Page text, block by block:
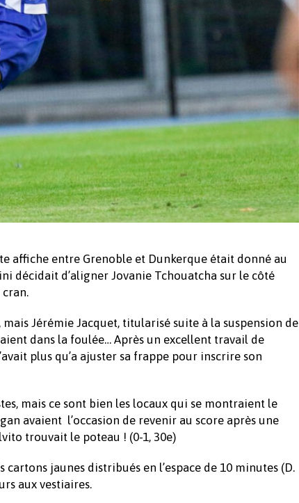
affiche entre Grenoble et Dunkerque était donné au
décidait d’aligner Jovanie Tchouatcha sur le côté
cran.
Jérémie Jacquet, titularisé suite à la suspension de
dans la foulée… Après un excellent travail de
plus qu’a ajuster sa frappe pour inscrire son
mais ce sont bien les locaux qui se montraient le
avaient l’occasion de revenir au score après une
trouvait le poteau ! (0-1, 30e)
jaunes distribués en l’espace de 10 minutes (D.
aux vestiaires.